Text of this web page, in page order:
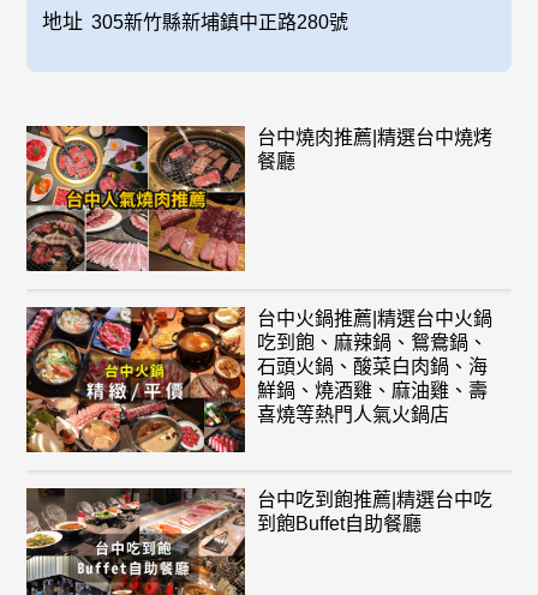
地址 305新竹縣新埔鎮中正路280號
台中燒肉推薦|精選台中燒烤
餐廳
台中火鍋推薦|精選台中火鍋
吃到飽、麻辣鍋、鴛鴦鍋、
石頭火鍋、酸菜白肉鍋、海
鮮鍋、燒酒雞、麻油雞、壽
喜燒等熱門人氣火鍋店
台中吃到飽推薦|精選台中吃
到飽Buffet自助餐廳